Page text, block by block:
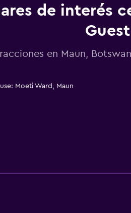
de interés
en Maun,
Moeti Ward, Maun